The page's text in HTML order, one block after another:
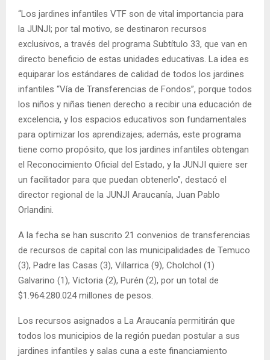
“Los jardines infantiles VTF son de vital importancia para
la JUNJI; por tal motivo, se destinaron recursos
exclusivos, a través del programa Subtítulo 33, que van en
directo beneficio de estas unidades educativas. La idea es
equiparar los estándares de calidad de todos los jardines
infantiles “Vía de Transferencias de Fondos”, porque todos
los niños y niñas tienen derecho a recibir una educación de
excelencia, y los espacios educativos son fundamentales
para optimizar los aprendizajes; además, este programa
tiene como propósito, que los jardines infantiles obtengan
el Reconocimiento Oficial del Estado, y la JUNJI quiere ser
un facilitador para que puedan obtenerlo”, destacó el
director regional de la JUNJI Araucanía, Juan Pablo
Orlandini.
A la fecha se han suscrito 21 convenios de transferencias
de recursos de capital con las municipalidades de Temuco
(3), Padre las Casas (3), Villarrica (9), Cholchol (1)
Galvarino (1), Victoria (2), Purén (2), por un total de
$1.964.280.024 millones de pesos.
Los recursos asignados a La Araucanía permitirán que
todos los municipios de la región puedan postular a sus
jardines infantiles y salas cuna a este financiamiento